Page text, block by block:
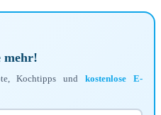
mehr!
Kochtipps undkostenlose E-